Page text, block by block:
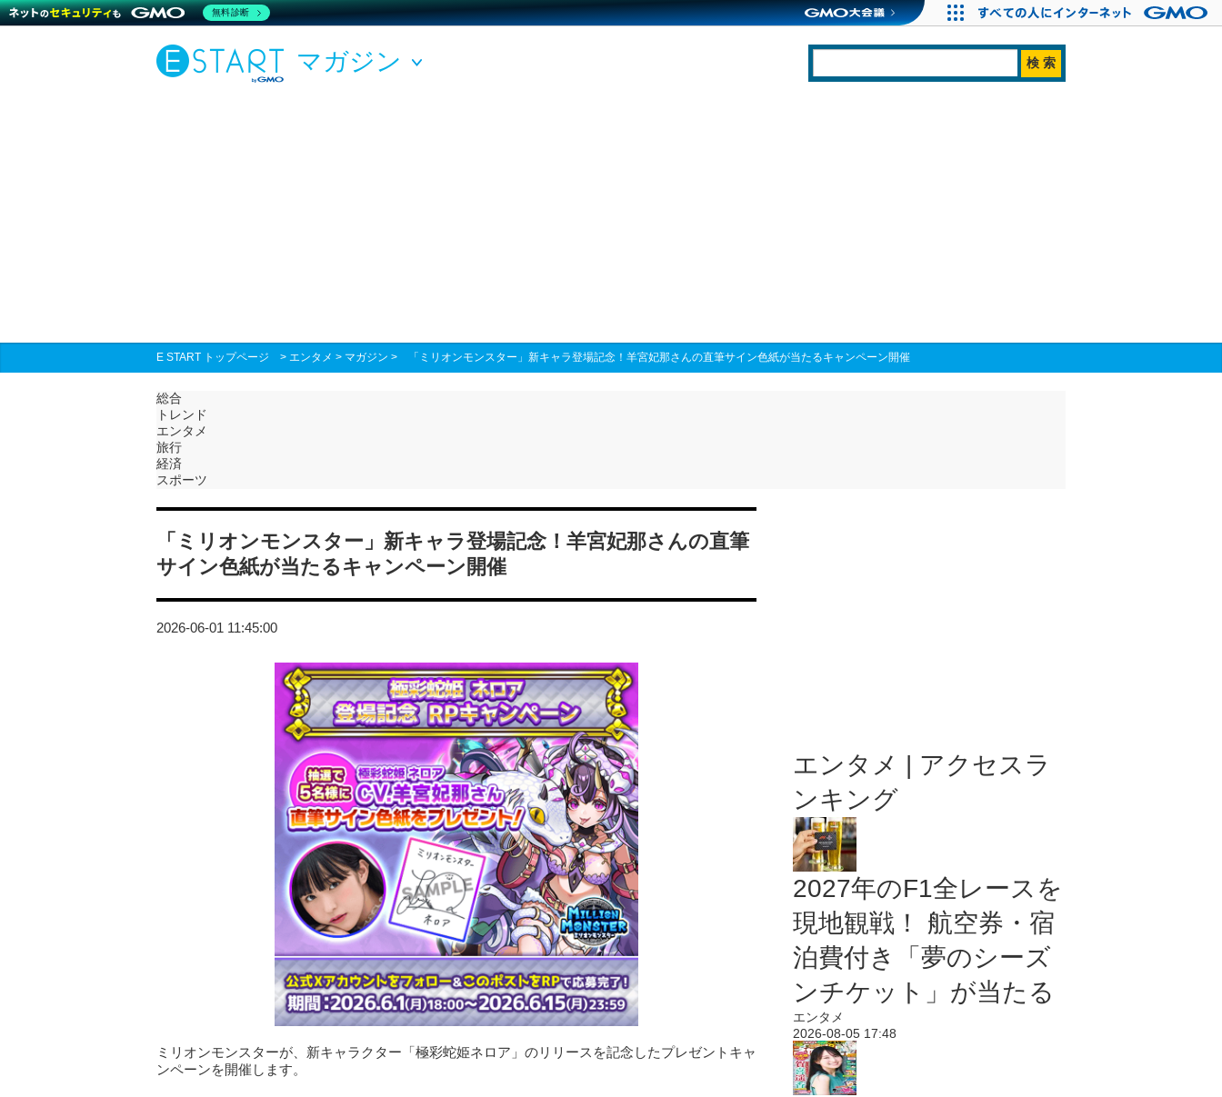
マガジン
E START トップページ > エンタメ > マガジン > 「ミリオンモンスター」新キャラ登場記念！羊宮妃那さんの直筆サイン色紙が当たるキャンペーン開催
総合
トレンド
エンタメ
旅行
経済
スポーツ
「ミリオンモンスター」新キャラ登場記念！羊宮妃那さんの直筆
サイン色紙が当たるキャンペーン開催
2026-06-01 11:45:00
ミリオンモンスターが、新キャラクター「極彩蛇姫ネロア」のリリースを記念したプレゼントキャ
ンペーンを開催します。
エンタメ | アクセスラ
ンキング
2027年のF1全レースを
現地観戦！ 航空券・宿
泊費付き「夢のシーズ
ンチケット」が当たる
エンタメ
2026-08-05 17:48
無料診断